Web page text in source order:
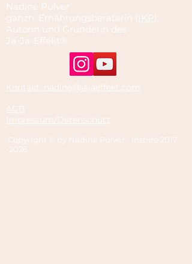
Nadine Pulver
ganzh. Ernährungsberaterin ( IKP),
Autorin und Gründerin des
Ja-Ja-Effekt®
Kontakt: nadine@jajaeffekt.com
AGB
Impressum/Datenschutz
Copyright © by Nadine Pulver - Inspire
2017
-2026